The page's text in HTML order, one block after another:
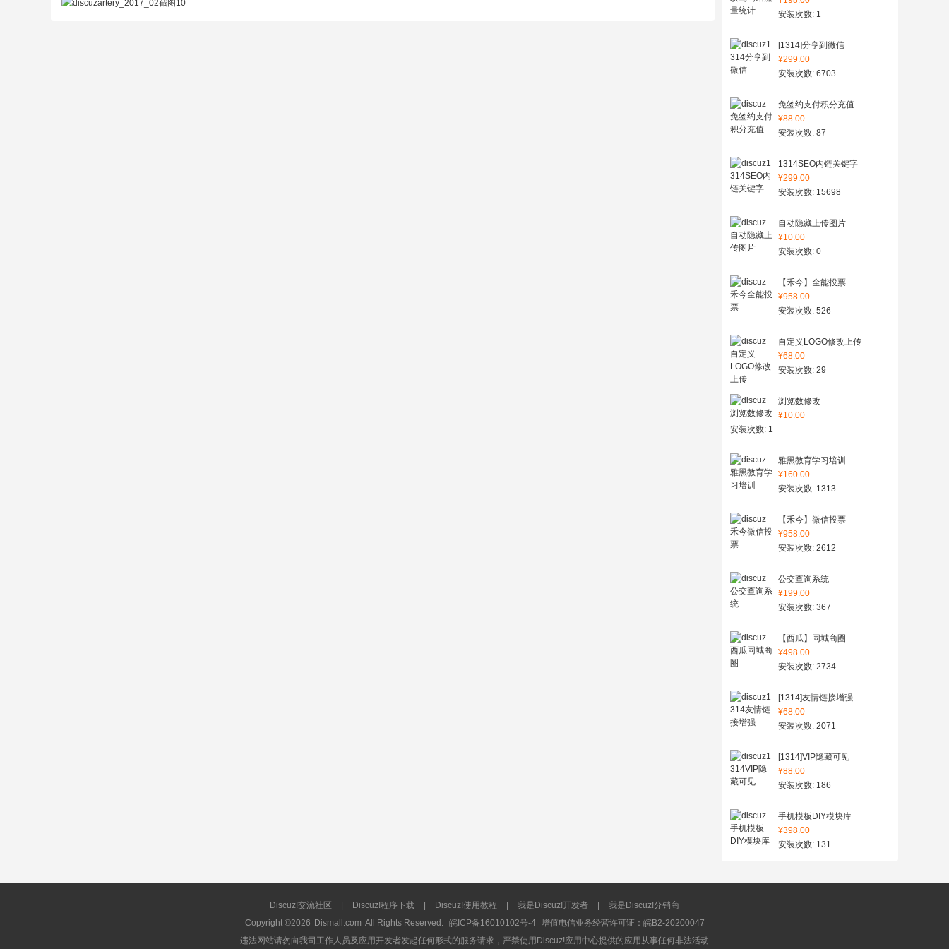
安装次数: 1
[1314]分享到微信
¥299.00
安装次数: 6703
免签约支付积分充值
¥88.00
安装次数: 87
1314SEO内链关键字
¥299.00
安装次数: 15698
自动隐藏上传图片
¥10.00
安装次数: 0
【禾今】全能投票
¥958.00
安装次数: 526
自定义LOGO修改上传
¥68.00
安装次数: 29
浏览数修改
¥10.00
安装次数: 1
雅黑教育学习培训
¥160.00
安装次数: 1313
【禾今】微信投票
¥958.00
安装次数: 2612
公交查询系统
¥199.00
安装次数: 367
【西瓜】同城商圈
¥498.00
安装次数: 2734
[1314]友情链接增强
¥68.00
安装次数: 2071
[1314]VIP隐藏可见
¥88.00
安装次数: 186
手机模板DIY模块库
¥398.00
安装次数: 131
Discuz!交流社区 Discuz!程序下载 Discuz!使用教程 我是Discuz!开发者
我是Discuz!分销商
Copyright ©2026 Dismall.com All Rights Reserved. 皖ICP备16010102号-4
增值电信业务经营许可证：皖B2-20200047
违法网站请勿向我司工作人员及应用开发者发起任何形式的服务请求，严禁使用Discuz!应用中心提供的应用从事任何非法活动